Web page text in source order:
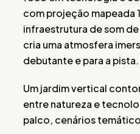
com projeção mapeada
infraestrutura de som
cria uma atmosfera
debutante e para a pista.
Um jardim vertical
entre natureza e
palco, cenários